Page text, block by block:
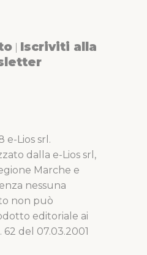
Iscriviti alla
e-Lios srl.
dalla e-Lios srl,
Marche e
nessuna
non può
editoriale ai
del 07.03.2001